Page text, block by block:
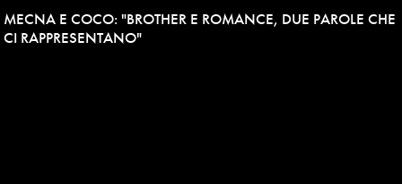
MECNA E COCO: "BROTHER E ROMANCE, DUE PAROLE CHE
CI RAPPRESENTANO"